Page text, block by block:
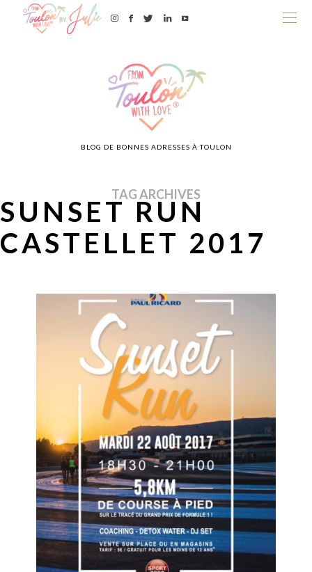
BLOG DE BONNES ADRESSES À TOULON
TAG ARCHIVES
SUNSET RUN
CASTELLET 2017